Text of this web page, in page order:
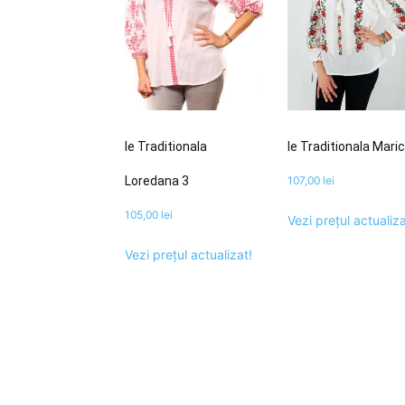
Ie Traditionala
Loredana 3
105,00 lei
Vezi prețul actualizat!
Ie Traditionala
107,00 lei
Vezi prețul